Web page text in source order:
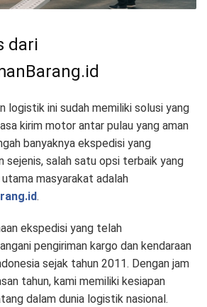
dari
logistik ini sudah memiliki solusi yang
kirim motor antar pulau yang aman
banyaknya ekspedisi yang
sejenis, salah satu opsi terbaik yang
masyarakat adalah
.
ekspedisi yang telah
pengiriman kargo dan kendaraan
sejak tahun 2011. Dengan jam
tahun, kami memiliki kesiapan
dalam dunia logistik nasional.